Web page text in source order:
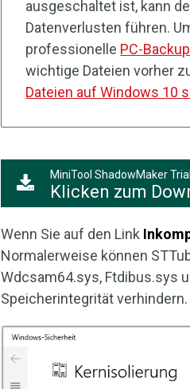
ausgeschaltet ist, kann
Datenverlusten führen.
professionelle PC-
wichtige Dateien vorher
Dateien auf Windows 10
MiniTool ShadowMaker Trial
Klicken zum
Wenn Sie auf den Link
Normalerweise können
Wdcsam64.sys, Ftdibus.sys
Speicherintegrität verhindern.